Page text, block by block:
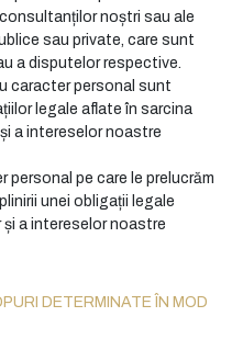
noștri sau ale
sau private, care sunt
a disputelor respective.
caracter personal sunt
legale aflate în sarcina
a intereselor noastre
pe care le prelucrăm
unei obligații legale
și a intereselor noastre
DETERMINATE ÎN MOD